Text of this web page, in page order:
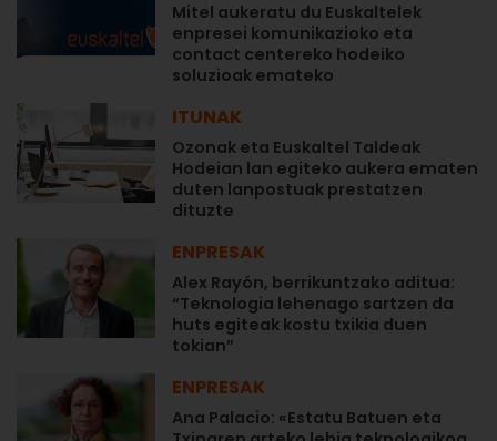
Mitel aukeratu du Euskaltelek
enpresei komunikazioko eta
contact centereko hodeiko
soluzioak emateko
ITUNAK
Ozonak eta Euskaltel Taldeak
Hodeian lan egiteko aukera ematen
duten lanpostuak prestatzen
dituzte
ENPRESAK
Alex Rayón, berrikuntzako aditua:
“Teknologia lehenago sartzen da
huts egiteak kostu txikia duen
tokian”
ENPRESAK
Ana Palacio: «Estatu Batuen eta